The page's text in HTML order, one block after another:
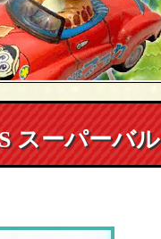
スーパーバ